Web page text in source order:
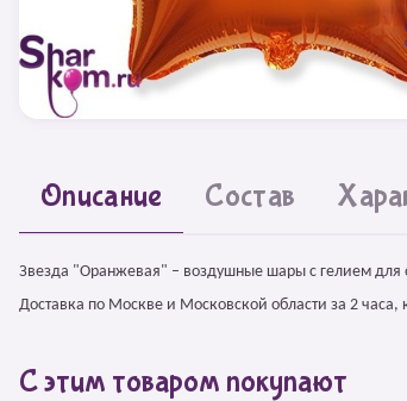
Описание Состав
Звезда "Оранжевая" – воздушные шары с гелием для
Доставка по Москве и Московской области за 2
С этим товаром покупают